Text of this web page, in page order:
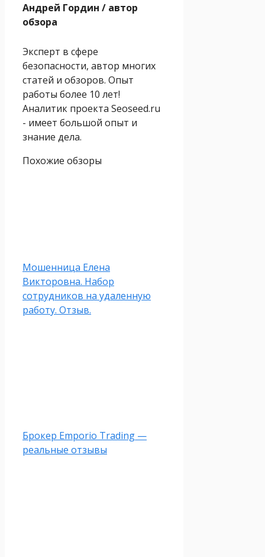
Андрей Гордин / автор
обзора
Эксперт в сфере
безопасности, автор многих
статей и обзоров. Опыт
работы более 10 лет!
Аналитик проекта Seoseed.ru
- имеет большой опыт и
знание дела.
Похожие обзоры
Мошенница Елена
Викторовна. Набор
сотрудников на удаленную
работу. Отзыв.
Брокер Emporio Trading —
реальные отзывы